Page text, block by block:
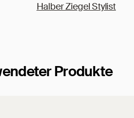
Halber Ziegel Stylist
Produkte